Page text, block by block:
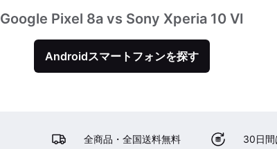
Google Pixel 8a vs Sony Xperia 10 VI
Androidスマートフォンを探す
全商品・全国送料無料 30日間